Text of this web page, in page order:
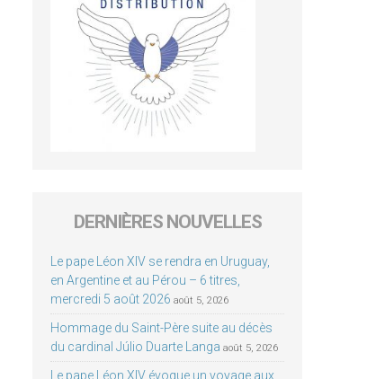
DERNIÈRES NOUVELLES
Le pape Léon XIV se rendra en Uruguay,
en Argentine et au Pérou – 6 titres,
mercredi 5 août 2026 août 5, 2026
Hommage du Saint-Père suite au décès
du cardinal Júlio Duarte Langa août 5, 2026
Le pape Léon XIV évoque un voyage aux